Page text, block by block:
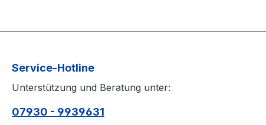
Service-Hotline
Unterstützung und Beratung unter:
07930 - 9939631